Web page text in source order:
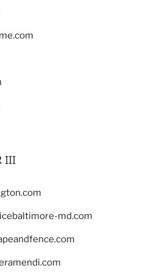
III
md.com